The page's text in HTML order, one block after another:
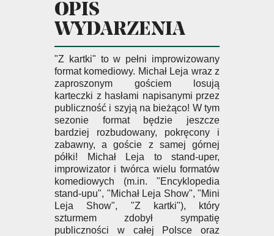
OPIS
WYDARZENIA
"Z kartki" to w pełni improwizowany
format komediowy. Michał Leja wraz z
zaproszonym gościem losują
karteczki z hasłami napisanymi przez
publiczność i szyją na bieżąco! W tym
sezonie format będzie jeszcze
bardziej rozbudowany, pokręcony i
zabawny, a goście z samej górnej
półki! Michał Leja to stand-uper,
improwizator i twórca wielu formatów
komediowych (m.in. "Encyklopedia
stand-upu", "Michał Leja Show", "Mini
Leja Show", "Z kartki"), który
szturmem zdobył sympatię
publiczności w całej Polsce oraz